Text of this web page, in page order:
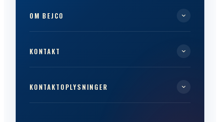
OM BEJCO
KONTAKT
KONTAKTOPLYSNINGER